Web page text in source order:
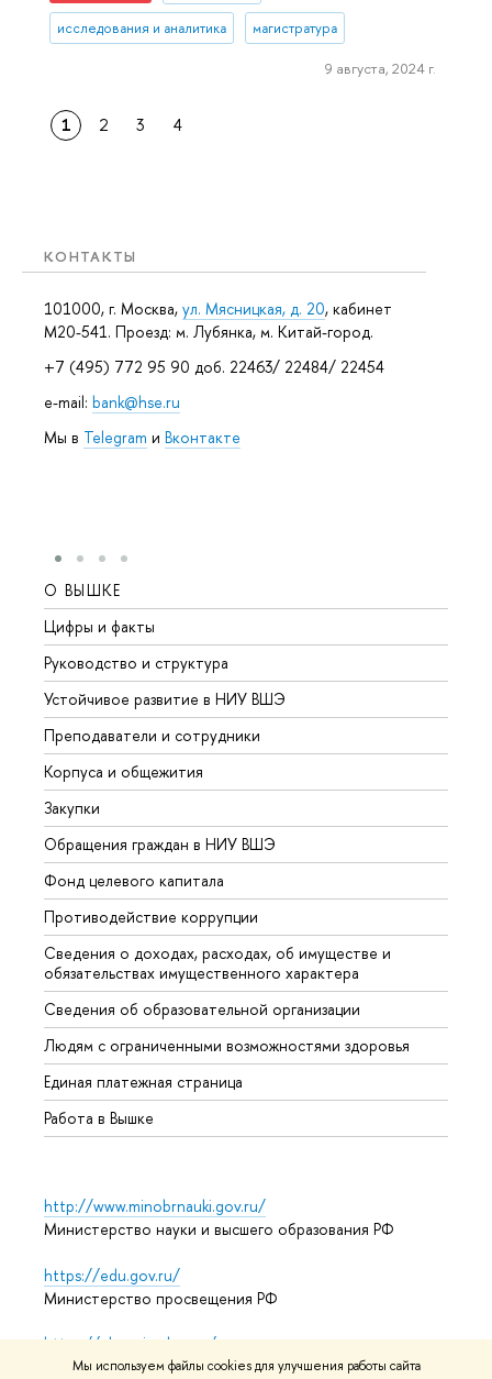
Мы используем файлы cookies для улучшения работы сайта
КОНТАКТЫ
101000, г. Москва, ул. Мясницкая, д. 20, кабинет
М20-541. Проезд: м. Лубянка, м. Китай-город.
+7 (495) 772 95 90 доб. 22463/ 22484/ 22454
e-mail: bank@hse.ru
Мы в Telegram и Вконтакте
исследования и аналитика магистратура
9 августа, 2024 г.
1 2 3 4
О ВЫШКЕ
Цифры и факты
Руководство и структура
Устойчивое развитие в НИУ ВШЭ
Преподаватели и сотрудники
Корпуса и общежития
Закупки
Обращения граждан в НИУ ВШЭ
Фонд целевого капитала
Противодействие коррупции
Сведения о доходах, расходах, об имуществе и
обязательствах имущественного характера
Сведения об образовательной организации
Людям с ограниченными возможностями здоровья
Единая платежная страница
Работа в Вышке
http://www.minobrnauki.gov.ru/
Министерство науки и высшего образования РФ
https://edu.gov.ru/
Министерство просвещения РФ
https://elearning.hse.ru/mooc
Массовые открытые онлайн-курсы